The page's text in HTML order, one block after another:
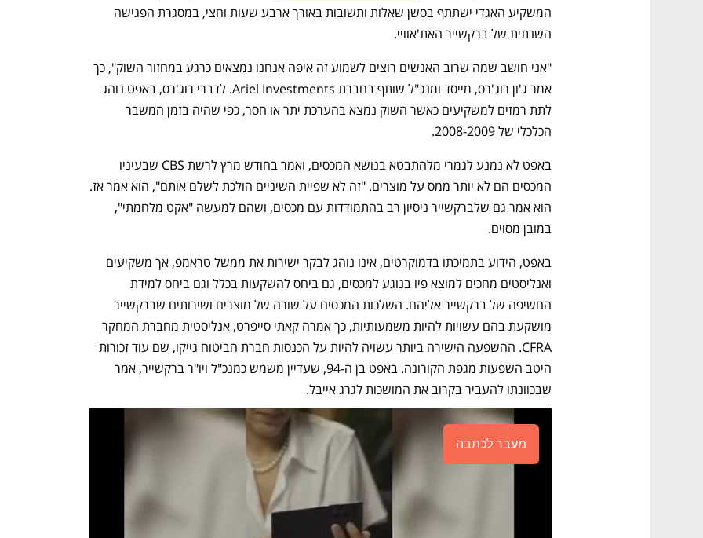
השנתית של ברקשייר האת'אוויי.
הכלכלי של 2008-2009.
במובן מסוים.
שבכוונתו להעביר בקרוב את המושכות לגרג אייבל.
מעבר לכתבה